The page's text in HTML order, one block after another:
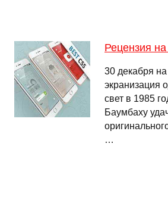
Рецензия
30 декабря
экранизация
свет в 1985
Баумбаху
…